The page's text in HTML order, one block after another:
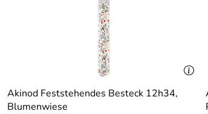
Akinod Feststehendes Besteck 12h34,
Blumenwiese